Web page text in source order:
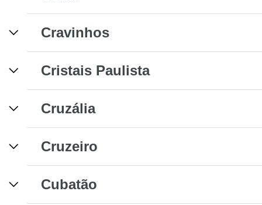
Cravinhos
Cristais Paulista
Cruzália
Cruzeiro
Cubatão